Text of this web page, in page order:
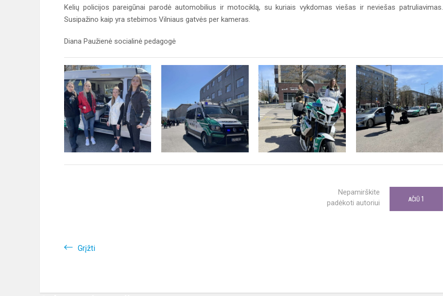
Kelių policijos pareigūnai parodė automobilius ir motociklą, su kuriais vykdomas viešas ir neviešas patruliavimas.
Susipažino kaip yra stebimos Vilniaus gatvės per kameras.
Diana Paužienė socialinė pedagogė
Nepamirškite
padėkoti autoriui
AČIŪ 1
Grįžti